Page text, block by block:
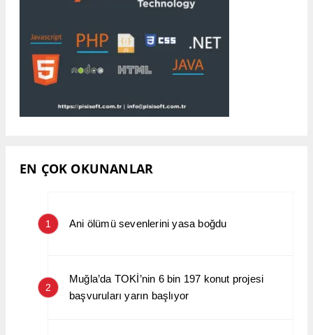
EN ÇOK OKUNANLAR
1 Ani ölümü sevenlerini yasa boğdu
2
Muğla’da TOKİ’nin 6 bin 197 konut projesi
başvuruları yarın başlıyor